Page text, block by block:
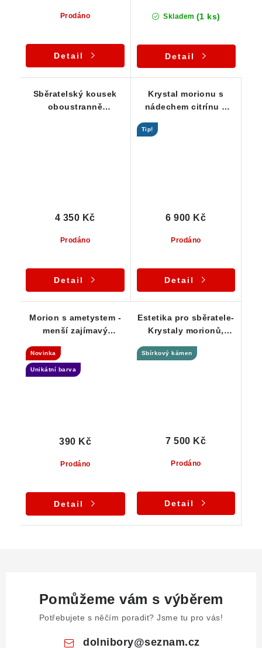
Prodáno
Detail
Skladem (1 ks)
Detail
Sběratelský kousek
oboustranně
Prodáno
4 350 Kč
Detail
Krystal morionu s
nádechem citrínu a
Tip!
Prodáno
6 900 Kč
Detail
Morion s ametystem -
menší zajímavý
Novinka
Unikátní barva
Prodáno
390 Kč
Detail
Estetika pro sběratele-
Krystaly morionů,
bohatý muskovit
Sbírkový kámen
Prodáno
7 500 Kč
Detail
Pomůžeme vám s výběrem
Potřebujete s něčím poradit? Jsme tu pro vás!
dolnibory@seznam.cz